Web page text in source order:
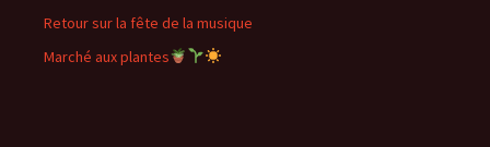
Retour sur la fête de la musique
Marché aux plantes